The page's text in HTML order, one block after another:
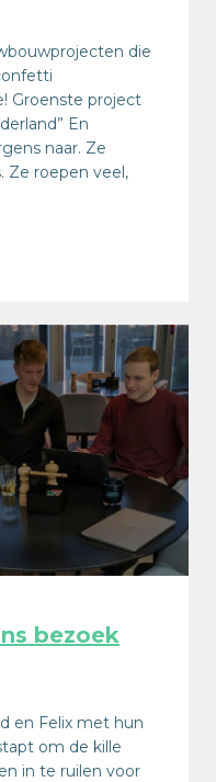
die
Groenste project
En
naar. Ze
Ze roepen veel,
bezoek
en Felix met hun
om de kille
in te ruilen voor